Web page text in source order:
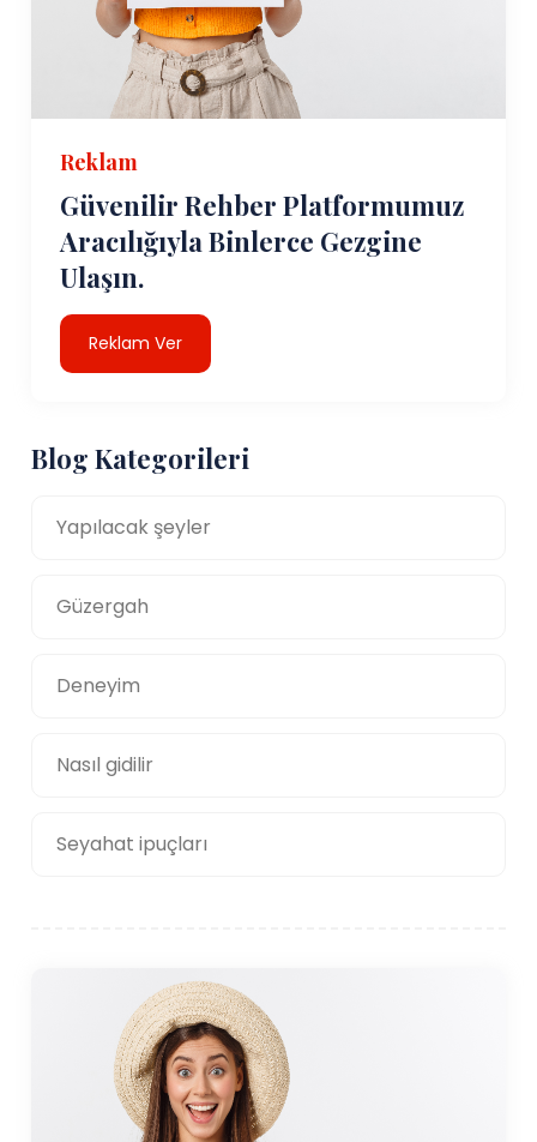
Reklam
Güvenilir Rehber Platformumuz
Aracılığıyla Binlerce Gezgine
Ulaşın.
Reklam Ver
Blog Kategorileri
Yapılacak şeyler
Güzergah
Deneyim
Nasıl gidilir
Seyahat ipuçları